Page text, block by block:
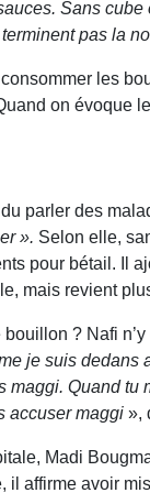
Sans
pas la
les
on évoque
parler des
». Selon elle,
pour bétail. Il
mais revient
? Nafi
je suis
Quand
accuser maggi »,
Madi
il affirme avoir